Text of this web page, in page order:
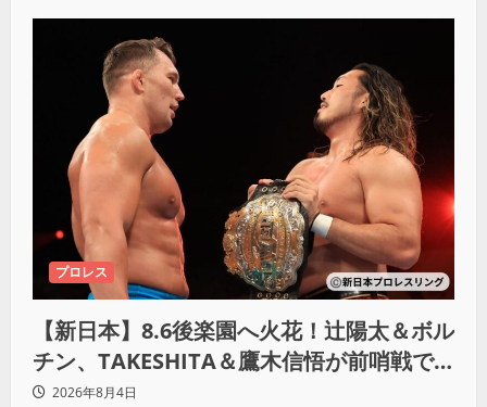
プロレス
【新日本】8.6後楽園へ火花！辻陽太＆ボル
チン、TAKESHITA＆鷹木信悟が前哨戦で
激突2026年8月4日